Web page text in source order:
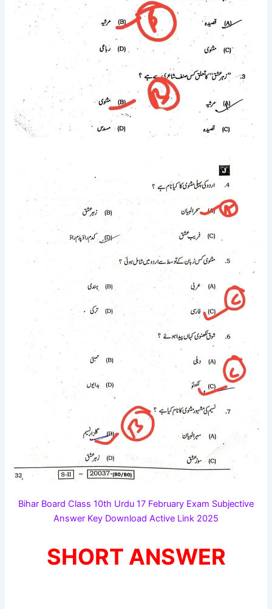
Bihar Board Class 10th Urdu 17 February Exam Subjective
Answer Key Download Active Link 2025
SHORT ANSWER